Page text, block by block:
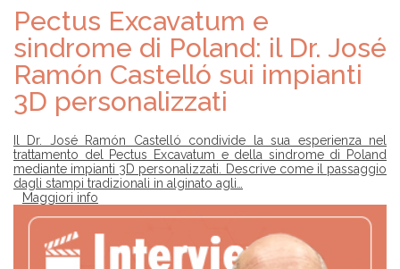
Pectus Excavatum e
sindrome di Poland: il Dr. José
Ramón Castelló sui impianti
3D personalizzati
Il Dr. José Ramón Castelló condivide la sua esperienza nel
trattamento del Pectus Excavatum e della sindrome di Poland
mediante impianti 3D personalizzati. Descrive come il passaggio
dagli stampi tradizionali in alginato agli…
Maggiori info